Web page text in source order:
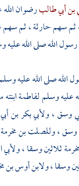
بن أبي طالبرضوان
ثم سهمحارثة، ثم سهم
الله صلى الله عليه
الله صلى الله عليه
عليه وسلملفاطمة
وسق ،ولأبي بكر بن
وسق ،وللصلت بن
ثلاثين وسقا ،
وسقا ،ولابن أوس بن